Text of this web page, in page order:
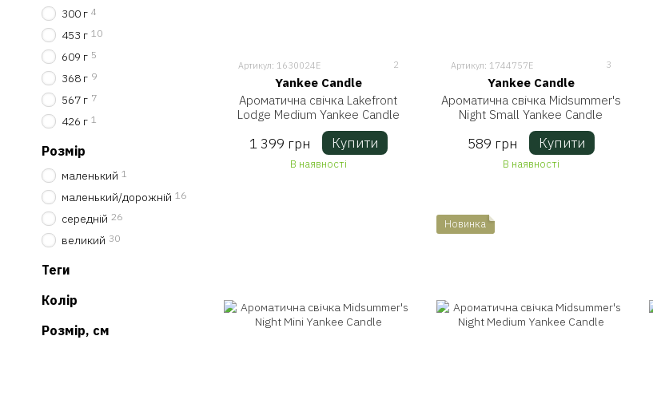
Артикул: 1630024E 2
Yankee Candle
Ароматична свічка Lakefront
Lodge Medium Yankee Candle
1 399 грн Купити
В наявності
Артикул: 1744757E 3
Yankee Candle
Ароматична свічка Midsummer's
Night Small Yankee Candle
589 грн Купити
В наявності
Новинка
300 г 4
453 г 10
609 г 5
368 г 9
567 г 7
426 г 1
Розмір
маленький 1
маленький/дорожній 16
середній 26
великий 30
Теги
Колір
Розмір, см